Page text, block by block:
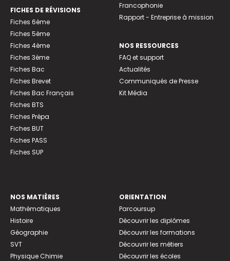
FICHES DE RÉVISIONS
Fiches 6ème
Fiches 5ème
Fiches 4ème
Fiches 3ème
Fiches Bac
Fiches Brevet
Fiches Bac Français
Fiches BTS
Fiches Prépa
Fiches BUT
Fiches PASS
Fiches SUP
Francophonie
Rapport - Entreprise à mission
NOS RESSOURCES
FAQ et support
Actualités
Communiqués de Presse
Kit Média
NOS MATIÈRES
Mathématiques
Histoire
Géographie
SVT
Physique Chimie
ORIENTATION
Parcoursup
Découvrir les diplômes
Découvrir les formations
Découvrir les métiers
Découvrir les écoles